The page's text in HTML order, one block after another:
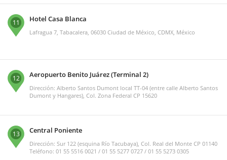
11 Hotel Casa Blanca
Lafragua 7, Tabacalera, 06030 Ciudad de México, CDMX, México
12 Aeropuerto Benito Juárez (Terminal 2)
Dirección: Alberto Santos Dumont local TT-04 (entre calle Alberto Santos
Dumont y Hangares), Col. Zona Federal CP 15620
13 Central Poniente
Dirección: Sur 122 (esquina Río Tacubaya), Col. Real del Monte CP 01140
Teléfono: 01 55 5516 0021 / 01 55 5277 0727 / 01 55 5273 0305